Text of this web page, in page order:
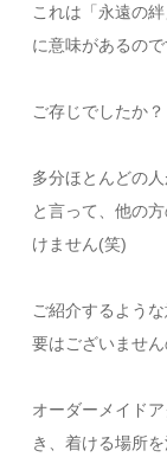
これは「永遠の
に意味があるので
ご存じでしたか？
多分ほとんどの
と言って、他の
けません(笑)
ご紹介するよう
要はございませ
オーダーメイド
き、着ける場所